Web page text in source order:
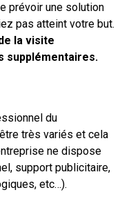
prévoir une solution
pas atteint votre but.
la visite
supplémentaires.
du
très variés et cela
ne dispose
support publicitaire,
etc…).